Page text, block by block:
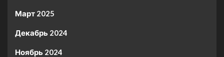
Март 2025
Декабрь 2024
Ноябрь 2024